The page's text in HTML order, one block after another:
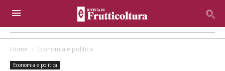
Home Economia e politica
Economia e politica